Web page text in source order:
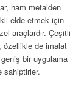
ham metalden
elde etmek için
araçlardır. Çeşitli
özellikle de imalat
bir uygulama
sahiptirler.